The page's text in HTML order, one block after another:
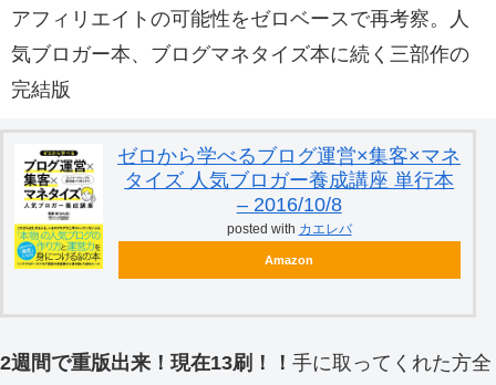
アフィリエイトの可能性をゼロベースで再考察。人
気ブロガー本、ブログマネタイズ本に続く三部作の
完結版
ゼロから学べるブログ運営×集客×マネ
タイズ 人気ブロガー養成講座 単行本
– 2016/10/8
posted with カエレバ
Amazon
2週間で重版出来！現在13刷！！ 手に取ってくれた方全